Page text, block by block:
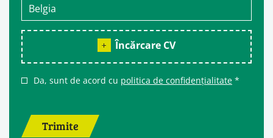
Încărcare CV
Da, sunt de acord cu politica de confidențialitate *
Trimite